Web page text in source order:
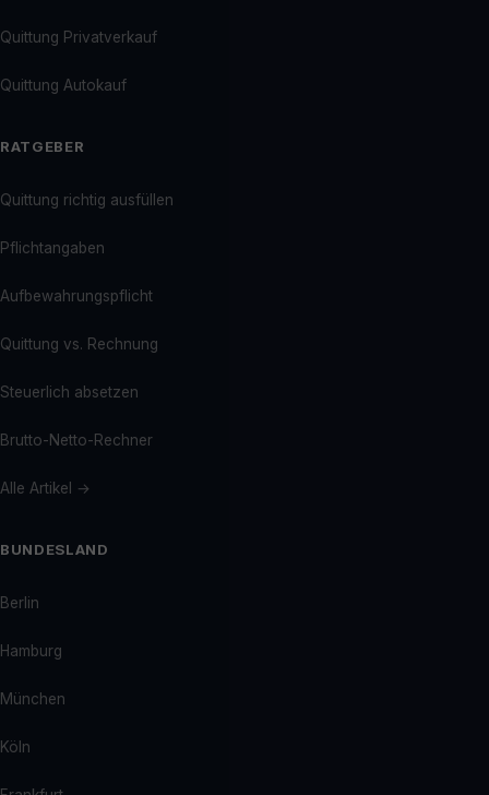
Quittung Privatverkauf
Quittung Autokauf
RATGEBER
Quittung richtig ausfüllen
Pflichtangaben
Aufbewahrungspflicht
Quittung vs. Rechnung
Steuerlich absetzen
Brutto-Netto-Rechner
Alle Artikel →
BUNDESLAND
Berlin
Hamburg
München
Köln